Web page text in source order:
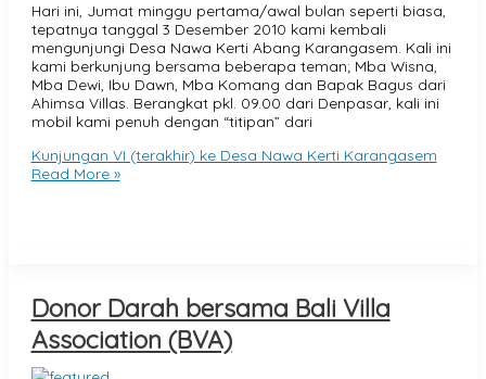
Hari ini, Jumat minggu pertama/awal bulan seperti biasa,
tepatnya tanggal 3 Desember 2010 kami kembali
mengunjungi Desa Nawa Kerti Abang Karangasem. Kali ini
kami berkunjung bersama beberapa teman; Mba Wisna,
Mba Dewi, Ibu Dawn, Mba Komang dan Bapak Bagus dari
Ahimsa Villas. Berangkat pkl. 09.00 dari Denpasar, kali ini
mobil kami penuh dengan “titipan” dari
Kunjungan VI (terakhir) ke Desa Nawa Kerti Karangasem
Read More »
Donor Darah bersama Bali Villa
Association (BVA)